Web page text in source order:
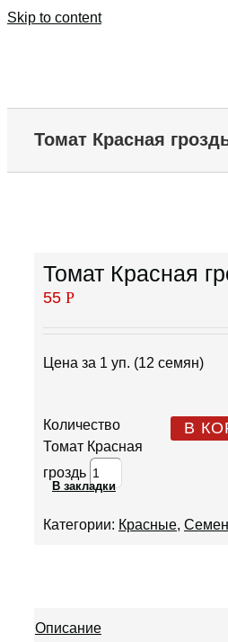
Skip to content
Томат Красная
Томат Красная
55 Р
Цена за 1 уп. (12 семян)
Количество
Томат Красная
гроздь
В
В закладки
Категории: Красные,
Описание